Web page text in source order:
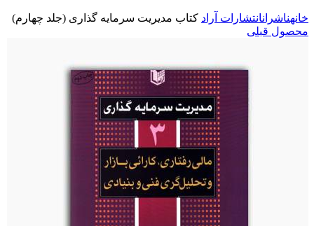
خانهناشرانانتشارات آراد کتاب مدیریت سرمایه گذاری (جلد چهارم)
محصول قبلی